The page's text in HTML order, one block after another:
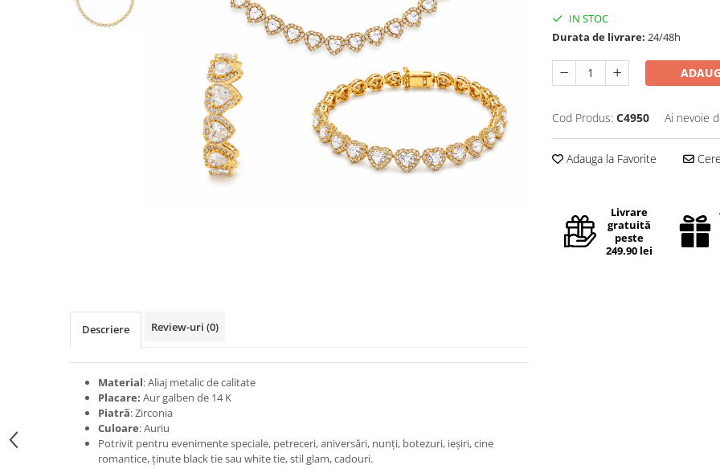
IN STOC
Durata de livrare: 24/48h
Cod Produs: C4950 Ai nevoie
Adauga la Favorite
Livrare
gratuită
peste
249.90 lei
Descriere Review-uri (0)
Material: Aliaj metalic de calitate
Placare: Aur galben de 14 K
Piatră: Zirconia
Culoare: Auriu
Potrivit pentru evenimente speciale, petreceri, aniversări, nunți, botezuri, ieșiri, cine
romantice, ținute black tie sau white tie, stil glam, cadouri.